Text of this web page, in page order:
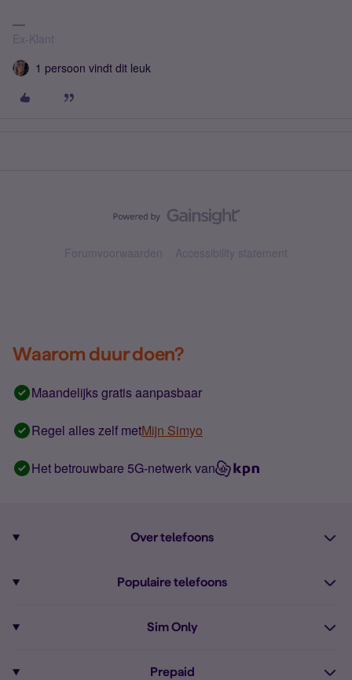
Ex-Klant
1 persoon vindt dit leuk
Forumvoorwaarden Accessibility statement
Waarom duur doen?
Maandelijks gratis aanpasbaar
Regel alles zelf metMijn Simyo
Het betrouwbare 5G-netwerk van
Over telefoons
Alle telefoons
Populaire telefoons
Sim Only
Prepaid